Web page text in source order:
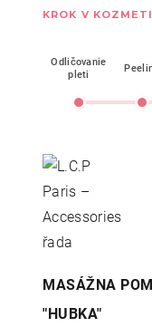
KROK V
Odličovanie
pleti
MASÁŽNA
"HUBKA"